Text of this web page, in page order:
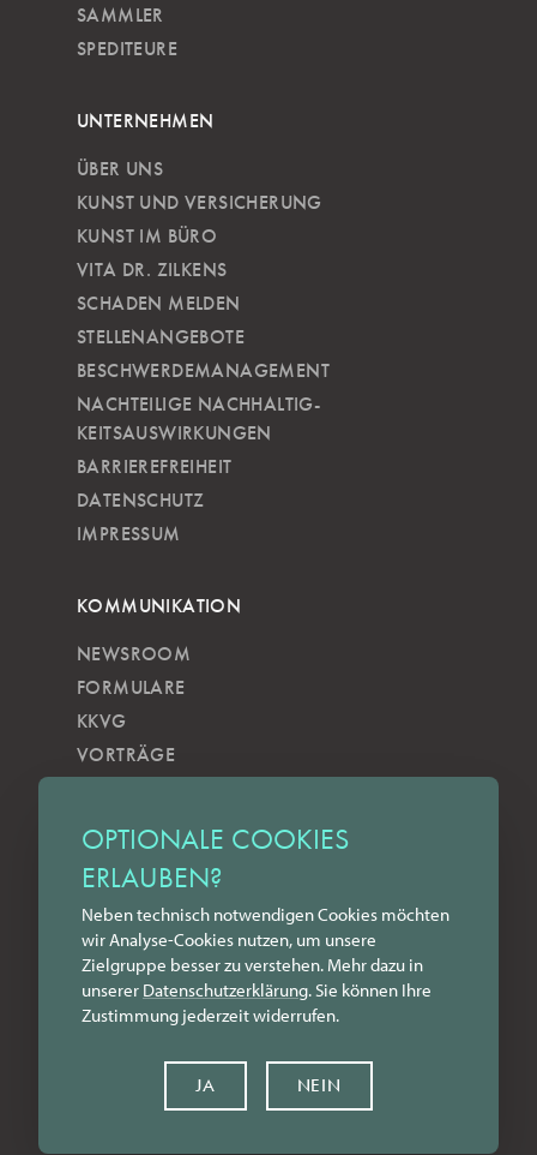
OPTIONALE COOKIES
ERLAUBEN?
Neben technisch notwendigen Cookies möchten
wir Analyse-Cookies nutzen, um unsere
Zielgruppe besser zu verstehen. Mehr dazu in
unserer Datenschutz­erklärung. Sie können Ihre
Zustimmung jederzeit widerrufen.
JA NEIN
SAMMLER
SPEDITEURE
UNTERNEHMEN
ÜBER UNS
KUNST UND VERSICHERUNG
KUNST IM BÜRO
VITA DR. ZILKENS
SCHADEN MELDEN
STELLENANGEBOTE
BESCHWERDEMANAGEMENT
NACHTEILIGE NACH­HALTIG­
KEITSAUSWIRKUNGEN
BARRIEREFREIHEIT
DATENSCHUTZ
IMPRESSUM
KOMMUNIKATION
NEWSROOM
FORMULARE
KKVG
VORTRÄGE
ZILKENS NEWSBLOG
NEWSLETTER
YOUTUBE
INSTAGRAM
FACEBOOK
LINKEDIN